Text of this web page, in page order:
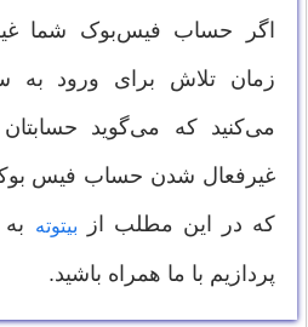
اگر حساب فیس‌بوک شما
زمان تلاش برای ورود به
می‌کنید که می‌گوید
غیرفعال شدن حساب فیس
که در این مطلب از
بیتوته
پردازیم با ما همراه باشید.